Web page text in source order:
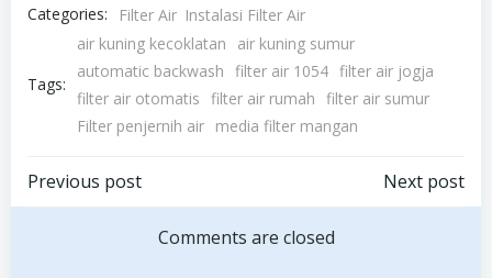
Categories: Filter Air Instalasi Filter Air
Tags:
air kuning kecoklatan
air kuning sumur
automatic backwash filter air 1054 filter air jogja
filter air otomatis filter air rumah filter air sumur
Filter penjernih air media filter mangan
Post
navigation
Previous post
Post
navigation
Next post
Comments are closed